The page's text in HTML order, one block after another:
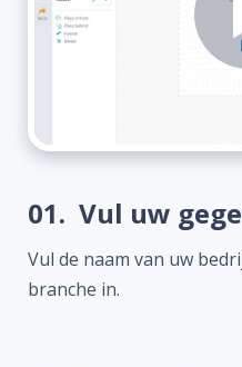
01. Vul uw
Vul de naam van uw
branche in.